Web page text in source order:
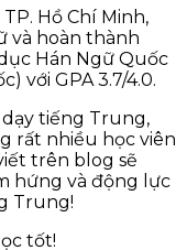
Hồ Chí Minh,
và hoàn thành
Hán Ngữ Quốc
với GPA 3.7/4.0.
tiếng Trung,
rất nhiều học viên
trên blog sẽ
hứng và động lực
Trung!
tốt!